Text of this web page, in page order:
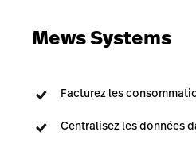
Mews Systems
Facturez les
Centralisez les données